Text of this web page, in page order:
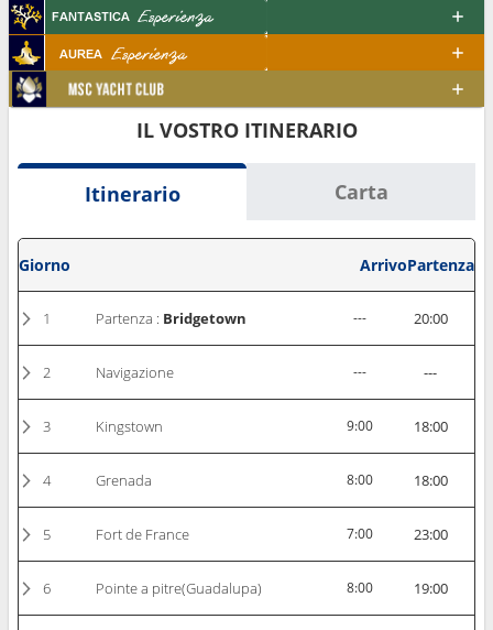
IL VOSTRO ITINERARIO
Itinerario Carta
Giorno ArrivoPartenza
1 Partenza : Bridgetown --- 20:00
2 Navigazione --- ---
3 Kingstown 9:00 18:00
4 Grenada 8:00 18:00
5 Fort de France 7:00 23:00
6 Pointe a pitre(Guadalupa) 8:00 19:00